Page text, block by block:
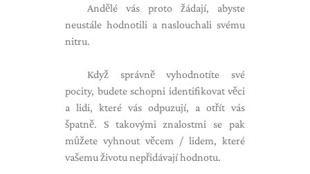
Andělé vás proto žádají, abyste
neustále hodnotili a naslouchali svému
nitru.
Když správně vyhodnotíte své
pocity, budete schopni identifikovat věci
a lidi, které vás odpuzují, a otřít vás
špatně. S takovými znalostmi se pak
můžete vyhnout věcem / lidem, které
vašemu životu nepřidávají hodnotu.